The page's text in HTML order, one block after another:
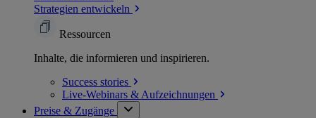
Strategien entwickeln
Ressourcen
Inhalte, die informieren und inspirieren.
Success stories
Live-Webinars & Aufzeichnungen
Preise & Zugänge